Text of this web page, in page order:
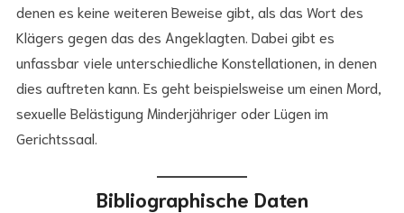
denen es keine weiteren Beweise gibt, als das Wort des
Klägers gegen das des Angeklagten. Dabei gibt es
unfassbar viele unterschiedliche Konstellationen, in denen
dies auftreten kann. Es geht beispielsweise um einen Mord,
sexuelle Belästigung Minderjähriger oder Lügen im
Gerichtssaal.
Bibliographische Daten